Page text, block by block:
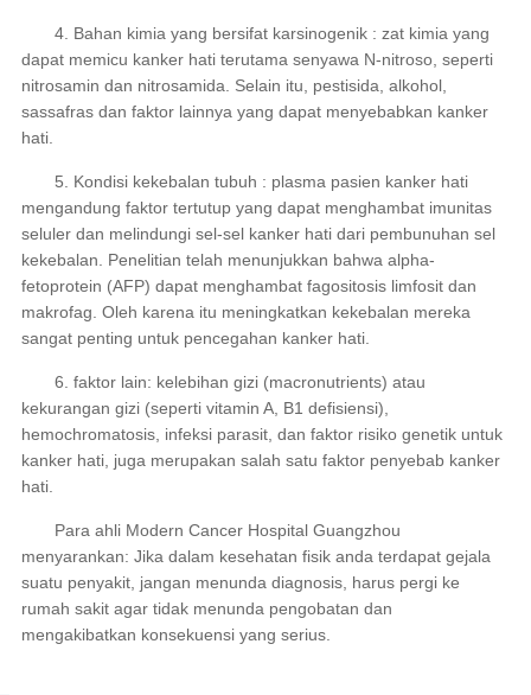
4. Bahan kimia yang bersifat karsinogenik : zat kimia yang
dapat memicu kanker hati terutama senyawa N-nitroso, seperti
nitrosamin dan nitrosamida. Selain itu, pestisida, alkohol,
sassafras dan faktor lainnya yang dapat menyebabkan kanker
hati.
5. Kondisi kekebalan tubuh : plasma pasien kanker hati
mengandung faktor tertutup yang dapat menghambat imunitas
seluler dan melindungi sel-sel kanker hati dari pembunuhan sel
kekebalan. Penelitian telah menunjukkan bahwa alpha-
fetoprotein (AFP) dapat menghambat fagositosis limfosit dan
makrofag. Oleh karena itu meningkatkan kekebalan mereka
sangat penting untuk pencegahan kanker hati.
6. faktor lain: kelebihan gizi (macronutrients) atau
kekurangan gizi (seperti vitamin A, B1 defisiensi),
hemochromatosis, infeksi parasit, dan faktor risiko genetik untuk
kanker hati, juga merupakan salah satu faktor penyebab kanker
hati.
Para ahli Modern Cancer Hospital Guangzhou
menyarankan: Jika dalam kesehatan fisik anda terdapat gejala
suatu penyakit, jangan menunda diagnosis, harus pergi ke
rumah sakit agar tidak menunda pengobatan dan
mengakibatkan konsekuensi yang serius.